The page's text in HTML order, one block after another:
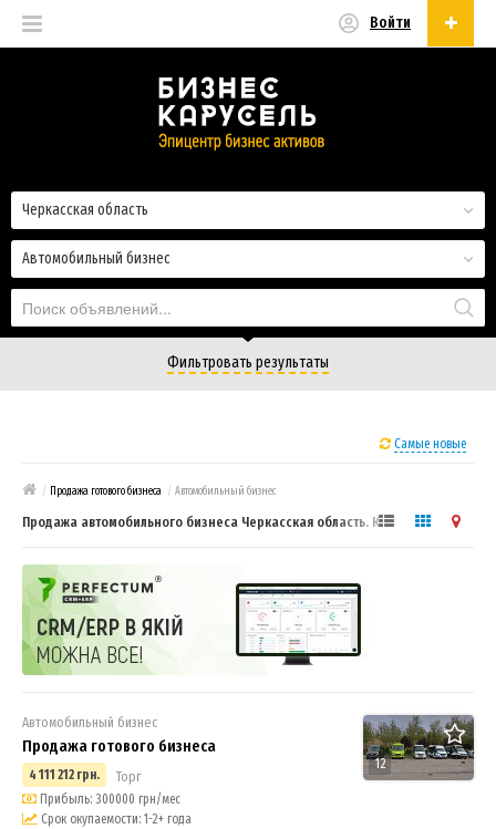
Войти
Автомобильный бизнес
Черкасская область
Фильтровать результаты
Самые новые
/ Продажа готового бизнеса / Автомобильный бизнес
Продажа автомобильного бизнеса Черкасская область. Купить или
12
Автомобильный бизнес
Продажа готового бизнеса
4 111 212 грн. Торг
Прибыль: 300000 грн/мес
Срок окупаемости: 1-2+ года